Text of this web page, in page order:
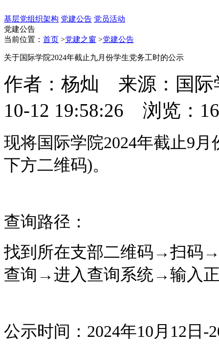
基层党组织架构 党建公告 党员活动
党建公告
当前位置： 首页 >党建之窗 >党建公告
关于国际学院2024年截止九月份学生党务工时的公示
作者：杨灿 来源：国
10-12 19:58:26 浏览：
现将国际学院2024年截止9
下方二维码)。
查询路径：
找到所在支部二维码→扫码
查询→进入查询系统→输入
公示时间：2024年10月12 日-